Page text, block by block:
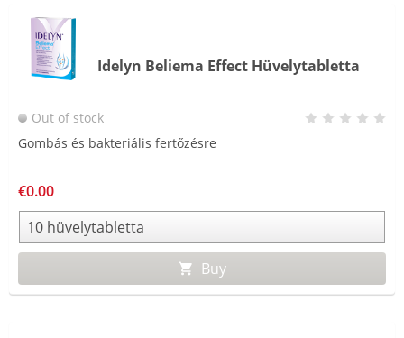
Idelyn Beliema Effect Hüvelytabletta
Out of stock
Gombás és bakteriális fertőzésre
€0.00
Buy